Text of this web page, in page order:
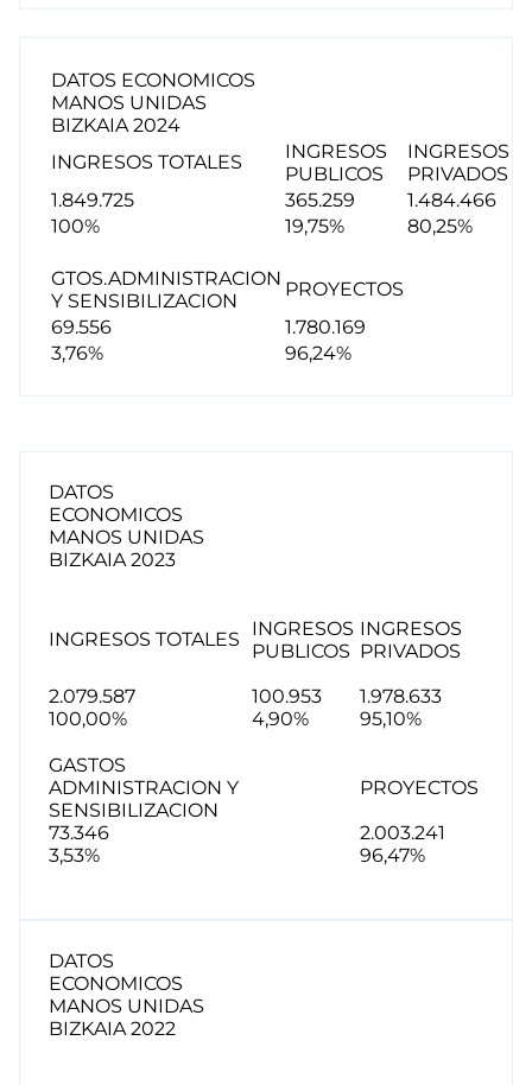
DATOS ECONOMICOS
MANOS UNIDAS
BIZKAIA 2024
INGRESOS TOTALES
INGRESOS
PUBLICOS
INGRESOS
PRIVADOS
1.849.725
365.259
1.484.466
100%
19,75% 80,25%
GTOS.ADMINISTRACION
Y SENSIBILIZACION
PROYECTOS
69.556
1.780.169
3,76%
96,24%
DATOS
ECONOMICOS
MANOS UNIDAS
BIZKAIA 2023
INGRESOS TOTALES
INGRESOS
PUBLICOS
INGRESOS
PRIVADOS
2.079.587
100.953
1.978.633
100,00%
4,90% 95,10%
GASTOS
ADMINISTRACION Y
SENSIBILIZACION
PROYECTOS
73.346
2.003.241
3,53%
96,47%
DATOS
ECONOMICOS
MANOS UNIDAS
BIZKAIA 2022